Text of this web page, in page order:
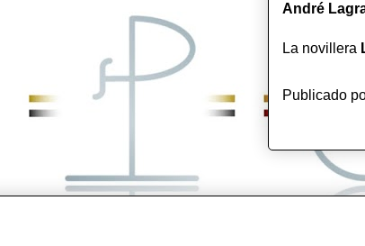
André
La novillera
Publicado